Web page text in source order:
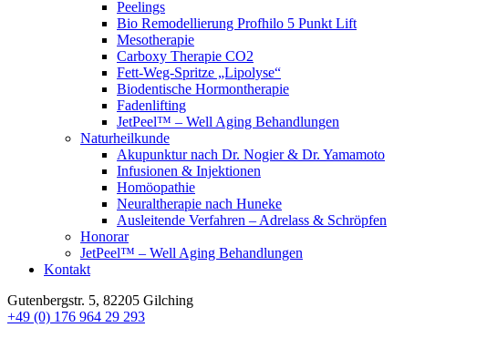
Peelings
Bio Remodellierung Profhilo 5 Punkt Lift
Mesotherapie
Carboxy Therapie CO2
Fett-Weg-Spritze „Lipolyse“
Biodentische Hormontherapie
Fadenlifting
JetPeel™ – Well Aging Behandlungen
Naturheilkunde
Akupunktur nach Dr. Nogier & Dr. Yamamoto
Infusionen & Injektionen
Homöopathie
Neuraltherapie nach Huneke
Ausleitende Verfahren – Adrelass & Schröpfen
Honorar
JetPeel™ – Well Aging Behandlungen
Kontakt
Gutenbergstr. 5, 82205 Gilching
+49 (0) 176 964 29 293